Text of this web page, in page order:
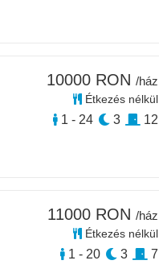
10000 RON /ház
Étkezés nélkül
1 - 24 3 12
11000 RON /ház
Étkezés nélkül
1 - 20 3 7